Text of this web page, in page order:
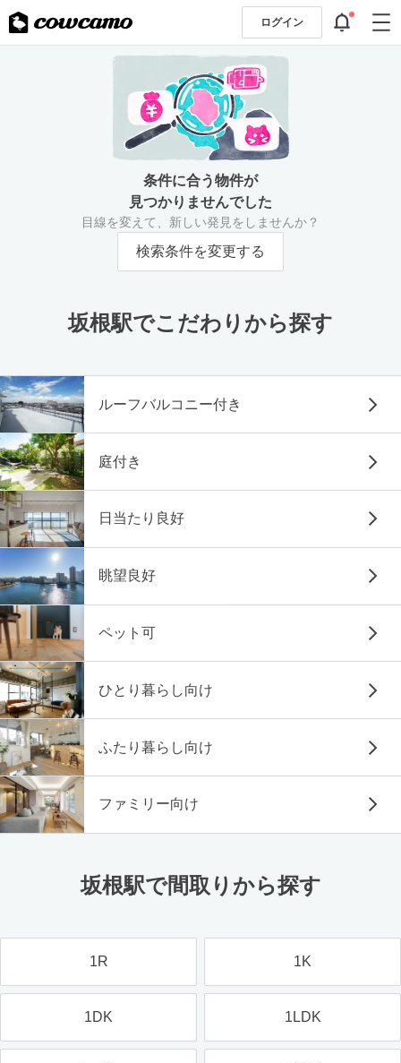
ログイン
条件に合う物件が
見つかりませんでした
目線を変えて、新しい発見をしませんか？
検索条件を変更する
坂根駅でこだわりから探す
ルーフバルコニー付き
庭付き
日当たり良好
眺望良好
ペット可
ひとり暮らし向け
ふたり暮らし向け
ファミリー向け
坂根駅で間取りから探す
1R 1K
1DK 1LDK